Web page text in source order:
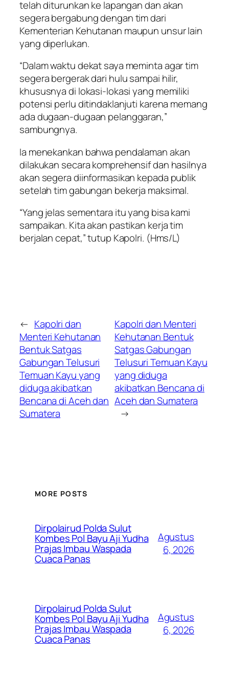
telah diturunkan ke lapangan dan akan
segera bergabung dengan tim dari
Kementerian Kehutanan maupun unsur lain
yang diperlukan.
“Dalam waktu dekat saya meminta agar tim
segera bergerak dari hulu sampai hilir,
khususnya di lokasi-lokasi yang memiliki
potensi perlu ditindaklanjuti karena memang
ada dugaan-dugaan pelanggaran,”
sambungnya.
Ia menekankan bahwa pendalaman akan
dilakukan secara komprehensif dan hasilnya
akan segera diinformasikan kepada publik
setelah tim gabungan bekerja maksimal.
“Yang jelas sementara itu yang bisa kami
sampaikan. Kita akan pastikan kerja tim
berjalan cepat,” tutup Kapolri. (Hms/L)
← Kapolri dan
Menteri Kehutanan
Bentuk Satgas
Gabungan Telusuri
Temuan Kayu yang
diduga akibatkan
Bencana di Aceh dan
Sumatera
Kapolri dan Menteri
Kehutanan Bentuk
Satgas Gabungan
Telusuri Temuan Kayu
yang diduga
akibatkan Bencana di
Aceh dan Sumatera
→
MORE POSTS
Dirpolairud Polda Sulut
Kombes Pol Bayu Aji Yudha
Prajas Imbau Waspada
Cuaca Panas
Agustus
6, 2026
Dirpolairud Polda Sulut
Kombes Pol Bayu Aji Yudha
Prajas Imbau Waspada
Cuaca Panas
Agustus
6, 2026